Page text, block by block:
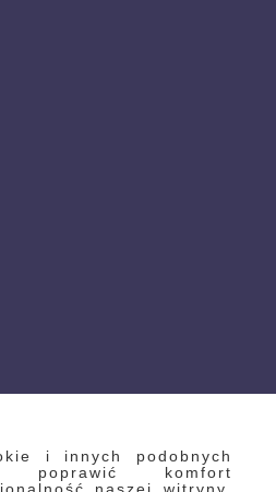
i innych podobnych
poprawić komfort